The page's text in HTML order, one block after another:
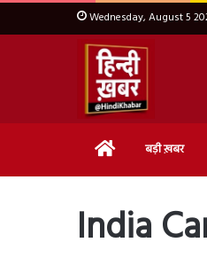
Wednesday, August 5
Home बड़ी ख़बर
India